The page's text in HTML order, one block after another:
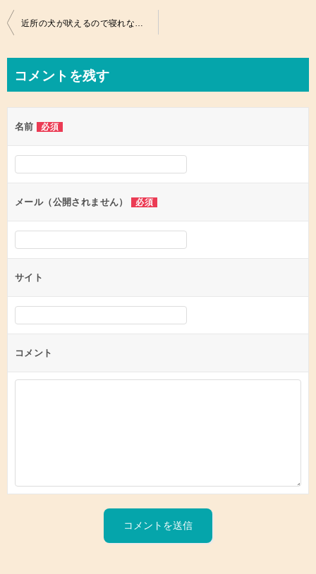
投
ビ
ゲ
ー
シ
ン
近所の犬が吠えるので寝れない！犬が吠えやまないお宅ってどうですか？
コメントを残す
名前 必須
メール（公開されません） 必須
サイト
コメント